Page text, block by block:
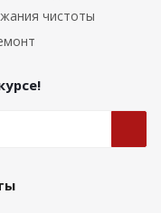
чистоты